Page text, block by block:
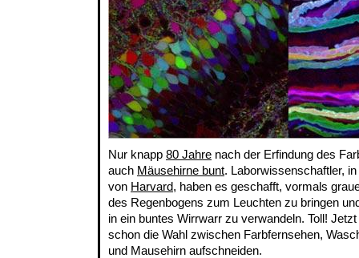
Nur knapp 80 Jahre nach der Erfindung des
auch Mäusehirne bunt. Laborwissenschaftler,
von Harvard, haben es geschafft, vormals
des Regenbogens zum Leuchten zu bringen
in ein buntes Wirrwarr zu verwandeln. Toll!
schon die Wahl zwischen Farbfernsehen,
und Mausehirn aufschneiden.